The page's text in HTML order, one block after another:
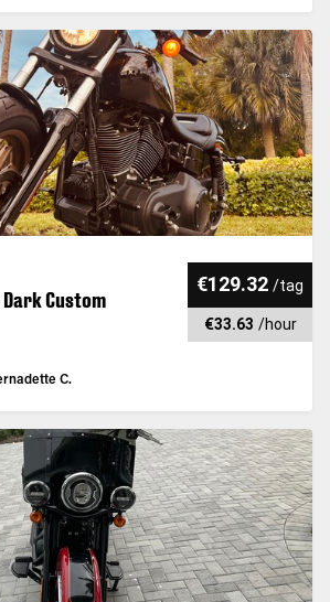
Dark Custom
€129.32 /tag
€33.63 /hour
C.